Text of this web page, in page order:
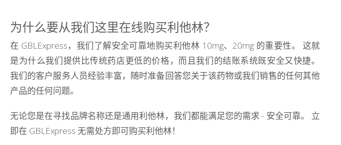
为什么要从我们这里在线购买利他林？
在 GBLExpress，我们了解安全可靠地购买利他林 10mg、20mg 的重要性。 这就
是为什么我们提供比传统药店更低的价格，而且我们的结账系统既安全又快捷。
我们的客户服务人员经验丰富，随时准备回答您关于该药物或我们销售的任何其他
产品的任何问题。
无论您是在寻找品牌名称还是通用利他林，我们都能满足您的需求 - 安全可靠。 立
即在 GBLExpress 无需处方即可购买利他林！